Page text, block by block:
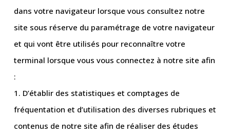
dans votre navigateur lorsque vous consultez notre
site sous réserve du paramétrage de votre navigateur
et qui vont être utilisés pour reconnaître votre
terminal lorsque vous vous connectez à notre site afin
:
1. D’établir des statistiques et comptages de
fréquentation et d’utilisation des diverses rubriques et
contenus de notre site afin de réaliser des études